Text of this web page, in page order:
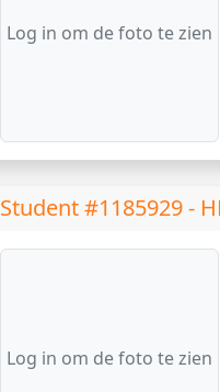
Log in om de foto te zien
Student #1185929 -
Log in om de foto te zien